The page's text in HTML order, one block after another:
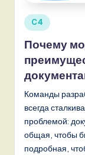
Опубликовано
C4
Почему
Команды
всегда
проблемой:
общая, чтобы
подробная,